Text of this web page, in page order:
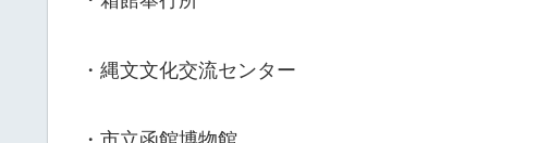
・縄文文化交流センター